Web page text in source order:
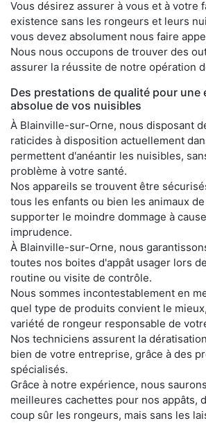
Vous désirez assurer à vous et à votre
existence sans les rongeurs et leurs
vous devez absolument nous faire
Nous nous occupons de trouver des
assurer la réussite de notre opération
Des prestations de qualité pour une
absolue de vos nuisibles
À Blainville-sur-Orne, nous disposant
raticides à disposition actuellement
permettent d'anéantir les nuisibles,
problème à votre santé.
Nos appareils se trouvent être
tous les enfants ou bien les animaux
supporter le moindre dommage à
imprudence.
À Blainville-sur-Orne, nous
toutes nos boites d'appât usager lors
routine ou visite de contrôle.
Nous sommes incontestablement en
quel type de produits convient le
variété de rongeur responsable de
Nos techniciens assurent la
bien de votre entreprise, grâce à des
spécialisés.
Grâce à notre expérience, nous
meilleures cachettes pour nos appâts,
coup sûr les rongeurs, mais sans les